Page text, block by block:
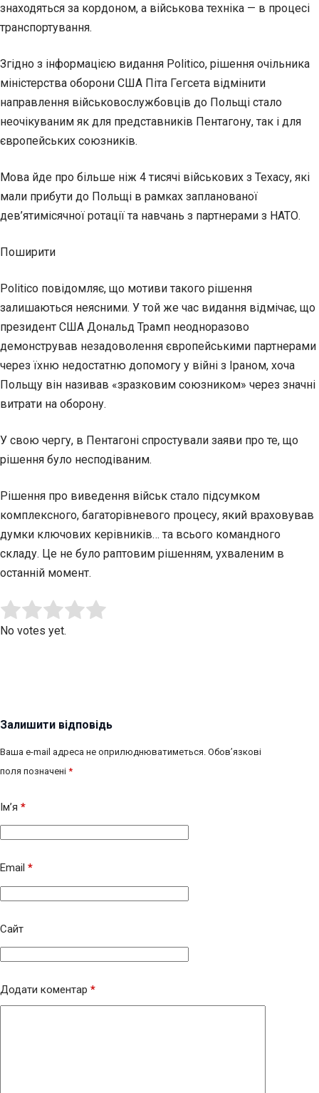
знаходяться за кордоном, а військова техніка — в процесі
транспортування.
Згідно з інформацією видання Politico, рішення очільника
міністерства оборони США Піта Гегсета відмінити
направлення військовослужбовців до Польщі стало
неочікуваним як для представників Пентагону, так і для
європейських союзників.
Мова йде про більше ніж 4 тисячі військових з Техасу, які
мали прибути до Польщі в рамках запланованої
дев’ятимісячної ротації та навчань з партнерами з НАТО.
Поширити
Politico повідомляє, що мотиви такого рішення
залишаються неясними. У той же час видання відмічає, що
президент США Дональд Трамп неодноразово
демонстрував незадоволення європейськими партнерами
через їхню недостатню допомогу у війні з Іраном, хоча
Польщу він називав «зразковим союзником» через значні
витрати на оборону.
У свою чергу, в Пентагоні спростували заяви про те, що
рішення було несподіваним.
Рішення про виведення військ стало підсумком
комплексного, багаторівневого процесу, який враховував
думки ключових керівників… та всього командного
складу. Це не було раптовим рішенням, ухваленим в
останній момент.
Rate this item:
No votes yet.
Залишити відповідь
Ваша e-mail адреса не оприлюднюватиметься. Обов’язкові
поля позначені *
Ім’я *
Email *
Сайт
Додати коментар *